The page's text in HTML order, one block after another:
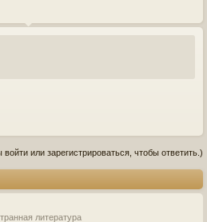
или зарегистрироваться, чтобы ответить.)
литература